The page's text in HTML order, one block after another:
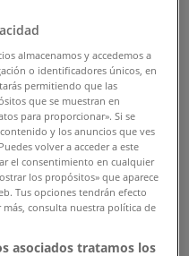
és
SportGyermekek
és
szolgáltatások
almacenamos y accedemos a
o identificadores únicos, en
permitiendo que las
que se muestran en
para proporcionar». Si se
y los anuncios que ves
volver a acceder a este
el consentimiento en cualquier
los propósitos» que aparece
Tus opciones tendrán efecto
consulta nuestra política de
asociados tratamos los